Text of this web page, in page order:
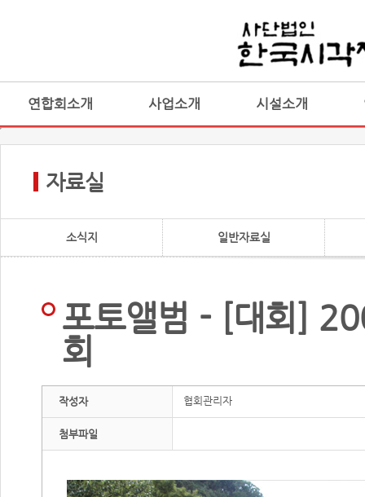
연합회소개 사업소개 시설소개
자료실
소식지 일반자료실
포토앨범 - [대회]
회
작성자 협회관리자
첨부파일